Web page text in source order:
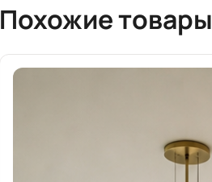
Похожие товары